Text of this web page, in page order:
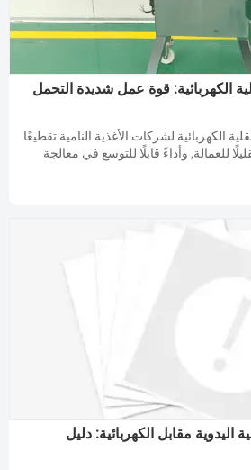
الكهربائية: قوة عمل شديدة التحمل
الكهربائية لشركات الأغذية النامية تقطيعًا
للعمالة, وأداءً قابلًا للتوسع في معالجة
مقابل الكهربائية: دليل